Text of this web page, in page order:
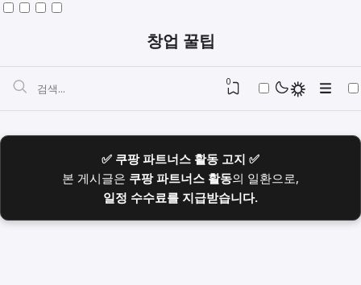
창업 꿀팁
0
✅ 쿠팡 파트너스 활동 고지 ✅
본 게시글은 쿠팡 파트너스 활동의 일환으로,
일정 수수료를 지급받습니다.